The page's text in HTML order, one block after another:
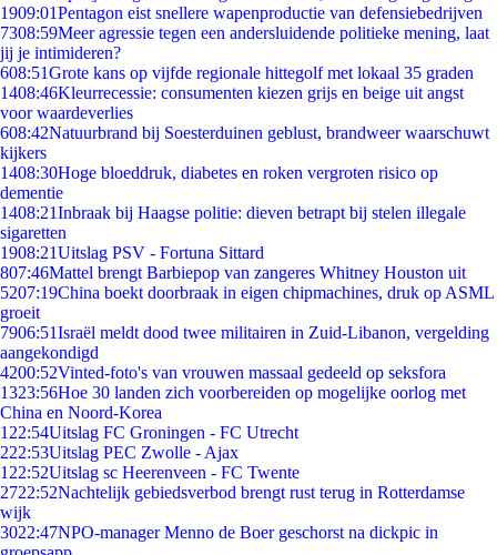
1909:01Pentagon eist snellere wapenproductie van defensiebedrijven
7308:59Meer agressie tegen een andersluidende politieke mening, laat
jij je intimideren?
608:51Grote kans op vijfde regionale hittegolf met lokaal 35 graden
1408:46Kleurrecessie: consumenten kiezen grijs en beige uit angst
voor waardeverlies
608:42Natuurbrand bij Soesterduinen geblust, brandweer waarschuwt
kijkers
1408:30Hoge bloeddruk, diabetes en roken vergroten risico op
dementie
1408:21Inbraak bij Haagse politie: dieven betrapt bij stelen illegale
sigaretten
1908:21Uitslag PSV - Fortuna Sittard
807:46Mattel brengt Barbiepop van zangeres Whitney Houston uit
5207:19China boekt doorbraak in eigen chipmachines, druk op ASML
groeit
7906:51Israël meldt dood twee militairen in Zuid-Libanon, vergelding
aangekondigd
4200:52Vinted-foto's van vrouwen massaal gedeeld op seksfora
1323:56Hoe 30 landen zich voorbereiden op mogelijke oorlog met
China en Noord-Korea
1 22:54Uitslag FC Groningen - FC Utrecht
222:53Uitslag PEC Zwolle - Ajax
1 22:52Uitslag sc Heerenveen - FC Twente
2722:52Nachtelijk gebiedsverbod brengt rust terug in Rotterdamse
wijk
3022:47NPO-manager Menno de Boer geschorst na dickpic in